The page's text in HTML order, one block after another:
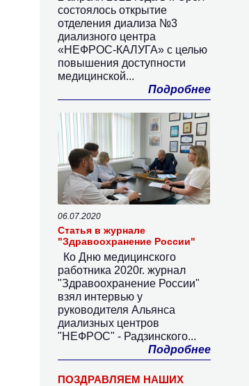
состоялось открытие
отделения диализа №3
диализного центра
«НЕФРОС-КАЛУГА» с целью
повышения доступности
медицинской...
Подробнее
06.07.2020
Статья в журнале
"Здравоохранение России"
Ко Дню медицинского
работника 2020г. журнал
"Здравоохранение России"
взял интервью у
руководителя Альянса
диализных центров
"НЕФРОС" - Радзинского...
Подробнее
ПОЗДРАВЛЯЕМ НАШИХ